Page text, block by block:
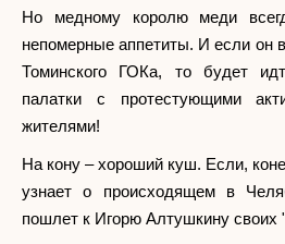
Но медному королю меди
непомерные аппетиты. И если он
Томинского ГОКа, то будет
палатки с протестующими
жителями!
На кону – хороший куш. Если,
узнает о происходящем в
пошлет к Игорю Алтушкину своих